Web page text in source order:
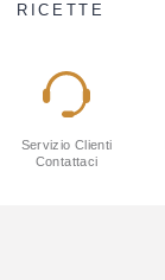
RICETTE
Servizio Clienti
Contattaci